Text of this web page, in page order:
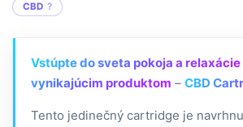
CBD
Vstúpte do sveta pokoja a relaxácie
vynikajúcim produktom – CBD
Tento jedinečný cartridge je